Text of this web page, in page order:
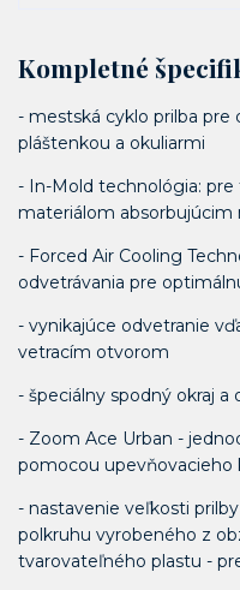
Kompletné
- mestská cyklo prilba pre
pláštenkou a okuliarmi
- In-Mold technológia: pre
materiálom absorbujúcim
- Forced Air Cooling
odvetrávania pre
- vynikajúce odvetranie
vetracím otvorom
- špeciálny spodný okraj a
- Zoom Ace Urban -
pomocou upevňovacieho
- nastavenie veľkosti
polkruhu vyrobeného z
tvarovateľného plastu -